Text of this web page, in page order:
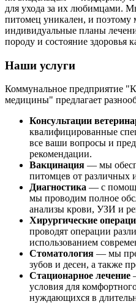
для ухода за их любимцами.
питомец уникален, и поэтому
индивидуальные планы
породу и состояние здоровья
Наши услуги
Коммунальное предприятие
медицины" предлагает
Консультации
квалифицированные
все ваши вопросы и
рекомендации.
Вакцинация — мы
питомцев от различных
Диагностика — с
мы проводим полное
анализы крови, УЗИ и
Хирургические
проводят операции
использованием
Стоматология — мы
зубов и десен, а также
Стационарное лечение
условия для
нуждающихся в